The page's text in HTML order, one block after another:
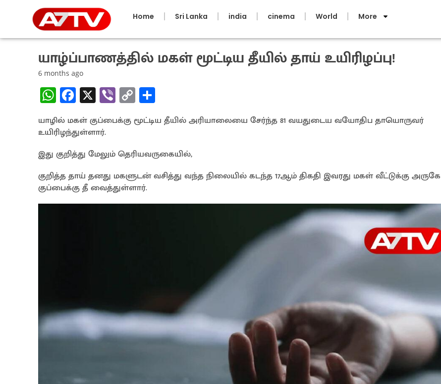
Home Sri Lanka india cinema World More
யாழ்ப்பாணத்தில் மகள் மூட்டிய தீயில் தாய் உயிரிழப்பு!
6 months ago
W
h
at
sA
p
p
Fa
ce
b
o
o
k
X Vi
b
er
C
o
py
n
k
ar
யாழில் மகள் குப்பைக்கு மூட்டிய தீயில் அரியாலையை சேர்ந்த 81 வயதுடைய வயோதிப தாயொருவர்
உயிரிழந்துள்ளார்.
இது குறித்து மேலும் தெரியவருகையில்,
குறித்த தாய் தனது மகளுடன் வசித்து வந்த நிலையில் கடந்த 17ஆம் திகதி இவரது மகள் வீட்டுக்கு அருகே
குப்பைக்கு தீ வைத்துள்ளார்.